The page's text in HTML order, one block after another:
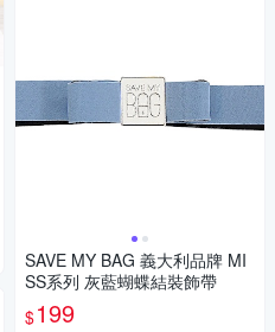
SAVE MY BAG 義大利品牌 MI
SS系列 灰藍蝴蝶結裝飾帶
$199